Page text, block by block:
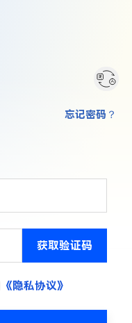
获取验证码
《隐私协议》
忘记密码？